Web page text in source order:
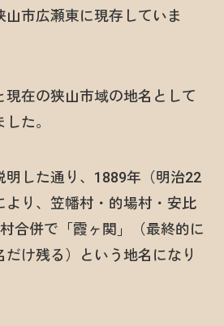
市広瀬東に現存していま
現在の狭山市域の地名として
た。
明した通り、1889年（明治22
より、笠幡村・的場村・安比
合併で「霞ヶ関」（最終的に
け残る）という地名になり